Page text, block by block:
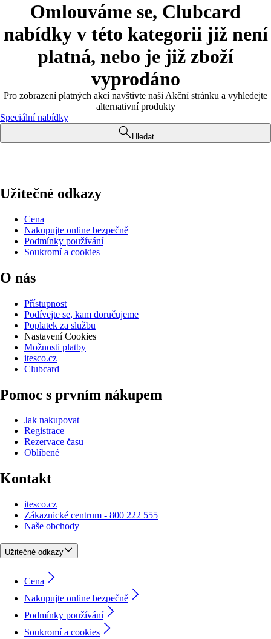
Omlouváme se, Clubcard
nabídky v této kategorii již není
platná, nebo je již zboží
vyprodáno
Pro zobrazení platných akcí navštivte naši Akční stránku a vyhledejte
alternativní produkty
Speciální nabídky
Hledat
Užitečné odkazy
Cena
Nakupujte online bezpečně
Podmínky používání
Soukromí a cookies
O nás
Přístupnost
Podívejte se, kam doručujeme
Poplatek za službu
Nastavení Cookies
Možnosti platby
itesco.cz
Clubcard
Pomoc s prvním nákupem
Jak nakupovat
Registrace
Rezervace času
Oblíbené
Kontakt
itesco.cz
Zákaznické centrum - 800 222 555
Naše obchody
Užitečné odkazy
Cena
Nakupujte online bezpečně
Podmínky používání
Soukromí a cookies